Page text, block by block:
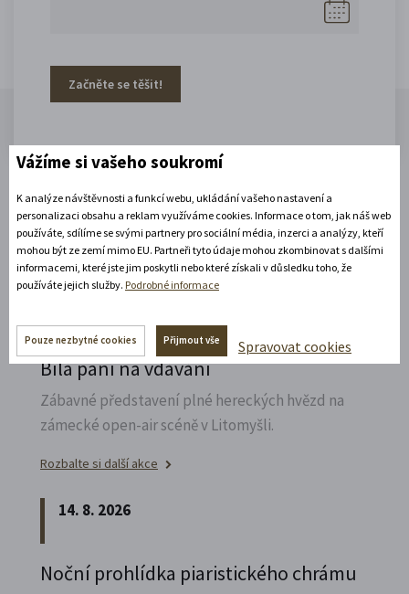
Začněte se těšit!
Akce, co jsou za rohem
19:30 - 22:00
Bílá paní na vdávání
Zábavné představení plné hereckých hvězd na
zámecké open-air scéně v Litomyšli.
Rozbalte si další akce
14. 8. 2026
Noční prohlídka piaristického chrámu
Vážíme si vašeho soukromí
K analýze návštěvnosti a funkcí webu, ukládání vašeho nastavení a
personalizaci obsahu a reklam využíváme cookies. Informace o tom, jak náš web
používáte, sdílíme se svými partnery pro sociální média, inzerci a analýzy, kteří
mohou být ze zemí mimo EU. Partneři tyto údaje mohou zkombinovat s dalšími
informacemi, které jste jim poskytli nebo které získali v důsledku toho, že
používáte jejich služby. Podrobné informace
Pouze nezbytné cookies Přijmout vše Spravovat cookies